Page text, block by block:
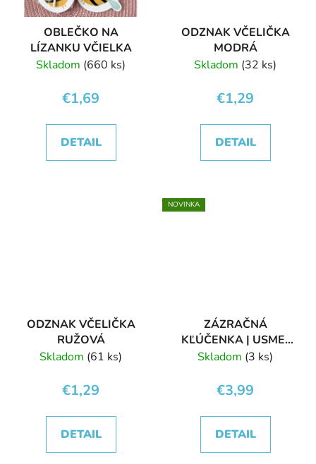
OBLEČKO NA
LÍZANKU VČIELKA
Skladom (660 ks)
€1,69
DETAIL
ODZNAK VČELIČKA
MODRÁ
Skladom (32 ks)
€1,29
DETAIL
ODZNAK VČELIČKA
RUŽOVÁ
Skladom (61 ks)
€1,29
DETAIL
NOVINKA
ZÁZRAČNÁ
KĽÚČENKA | USMEJ
SA | VČIELKA
Skladom (3 ks)
€3,99
DETAIL